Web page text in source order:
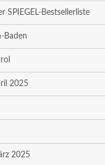
SPIEGEL-Bestsellerliste
Baden
2025
2025